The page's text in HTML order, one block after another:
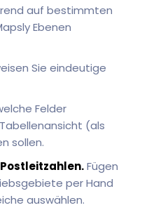
auf bestimmten
Ebenen
Sie eindeutige
Felder
(als
sollen.
Fügen
per Hand
auswählen.